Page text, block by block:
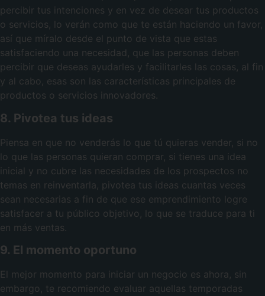
percibir tus intenciones y en vez de desear tus productos
o servicios, lo verán como que te están haciendo un favor,
así que míralo desde el punto de vista que estas
satisfaciendo una necesidad, que las personas deben
percibir que deseas ayudarles y facilitarles las cosas, al fin
y al cabo, esas son las características principales de
productos o servicios innovadores.
8. Pivotea tus ideas
Piensa en que no venderás lo que tú quieras vender, si no
lo que las personas quieran comprar, si tienes una idea
inicial y no cubre las necesidades de los prospectos no
temas en reinventarla, pivotea tus ideas cuantas veces
sean necesarias a fin de que ese emprendimiento logre
satisfacer a tu público objetivo, lo que se traduce para ti
en más ventas.
9. El momento oportuno
El mejor momento para iniciar un negocio es ahora, sin
embargo, te recomiendo evaluar aquellas temporadas